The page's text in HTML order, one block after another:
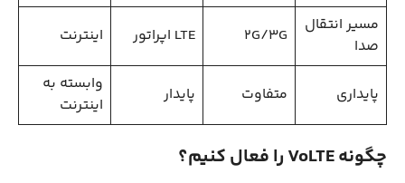
مسیر انتقال
صدا
2G/3G LTE اپراتور اینترنت
پایداری متفاوت پایدار
وابسته به
اینترنت
چگونه VoLTE را فعال کنیم؟